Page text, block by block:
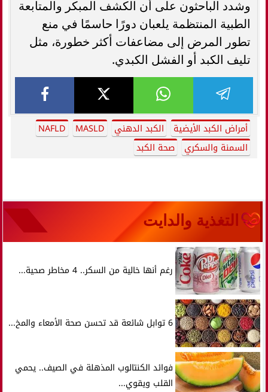
وشدد الباحثون على أن الكشف المبكر والمتابعة
الطبية المنتظمة يلعبان دورًا حاسمًا في منع
تطور المرض إلى مضاعفات أكثر خطورة، مثل
تليف الكبد أو الفشل الكبدي.
أمراض الكبد الأيضية الكبد الدهني MASLD
NAFLD
السمنة والسكري
صحة الكبد
التغذية والدايت
رغم أنها خالية من السكر.. 4 مخاطر صحية...
6 توابل شائعة قد تحسن صحة الأمعاء والمخ...
فوائد الكنتالوب المذهلة في الصيف.. يحمي
القلب ويقوي...